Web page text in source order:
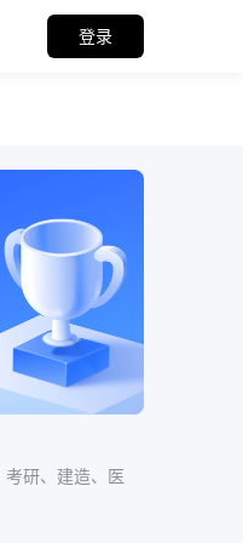
登录
研、建造、医